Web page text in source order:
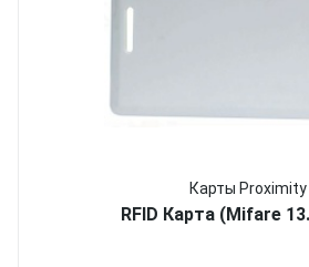
Карты Proximity
RFID Карта (Mifare